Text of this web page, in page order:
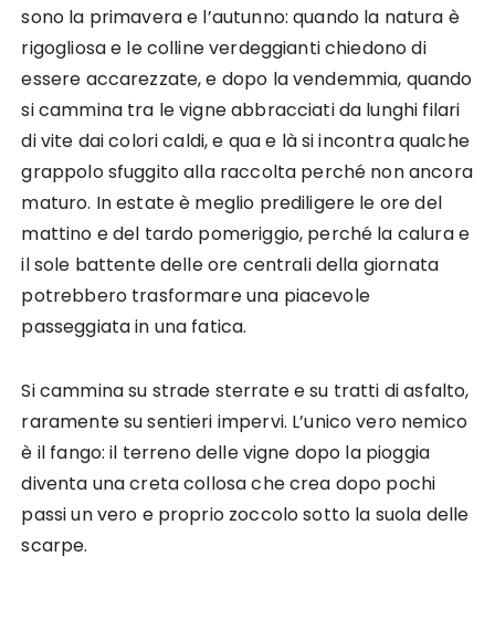
sono la primavera e l’autunno: quando la natura è
rigogliosa e le colline verdeggianti chiedono di
essere accarezzate, e dopo la vendemmia, quando
si cammina tra le vigne abbracciati da lunghi filari
di vite dai colori caldi, e qua e là si incontra qualche
grappolo sfuggito alla raccolta perché non ancora
maturo. In estate è meglio prediligere le ore del
mattino e del tardo pomeriggio, perché la calura e
il sole battente delle ore centrali della giornata
potrebbero trasformare una piacevole
passeggiata in una fatica.
Si cammina su strade sterrate e su tratti di asfalto,
raramente su sentieri impervi. L’unico vero nemico
è il fango: il terreno delle vigne dopo la pioggia
diventa una creta collosa che crea dopo pochi
passi un vero e proprio zoccolo sotto la suola delle
scarpe.